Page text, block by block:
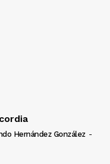
Hernández González -